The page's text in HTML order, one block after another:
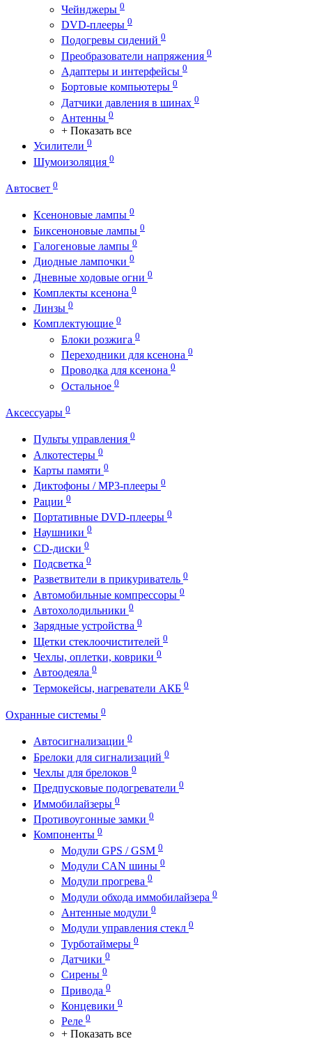
Чейнджеры 0
DVD-плееры 0
Подогревы сидений 0
Преобразователи напряжения 0
Адаптеры и интерфейсы 0
Бортовые компьютеры 0
Датчики давления в шинах 0
Антенны 0
+ Показать все
Усилители 0
Шумоизоляция 0
Автосвет 0
Ксеноновые лампы 0
Биксеноновые лампы 0
Галогеновые лампы 0
Диодные лампочки 0
Дневные ходовые огни 0
Комплекты ксенона 0
Линзы 0
Комплектующие 0
Блоки розжига 0
Переходники для ксенона 0
Проводка для ксенона 0
Остальное 0
Аксессуары 0
Пульты управления 0
Алкотестеры 0
Карты памяти 0
Диктофоны / MP3-плееры 0
Рации 0
Портативные DVD-плееры 0
Наушники 0
CD-диски 0
Подсветка 0
Разветвители в прикуриватель 0
Автомобильные компрессоры 0
Автохолодильники 0
Зарядные устройства 0
Щетки стеклоочистителей 0
Чехлы, оплетки, коврики 0
Автоодеяла 0
Термокейсы, нагреватели АКБ 0
Охранные системы 0
Автосигнализации 0
Брелоки для сигнализаций 0
Чехлы для брелоков 0
Предпусковые подогреватели 0
Иммобилайзеры 0
Противоугонные замки 0
Компоненты 0
Модули GPS / GSM 0
Модули CAN шины 0
Модули прогрева 0
Модули обхода иммобилайзера 0
Антенные модули 0
Модули управления стекл 0
Турботаймеры 0
Датчики 0
Сирены 0
Привода 0
Концевики 0
Реле 0
+ Показать все